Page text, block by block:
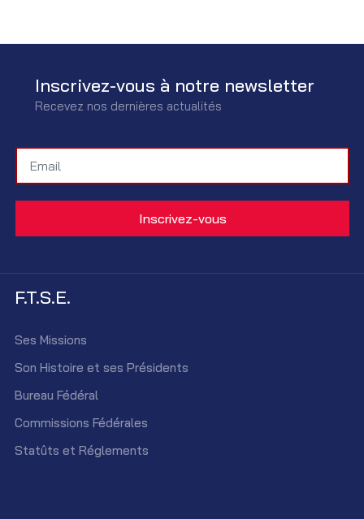
Inscrivez-vous à notre newsletter
Recevez nos dernières actualités
F.T.S.E.
Ses Missions
Son Histoire et ses Présidents
Bureau Fédéral
Commissions Fédérales
Statûts et Réglements